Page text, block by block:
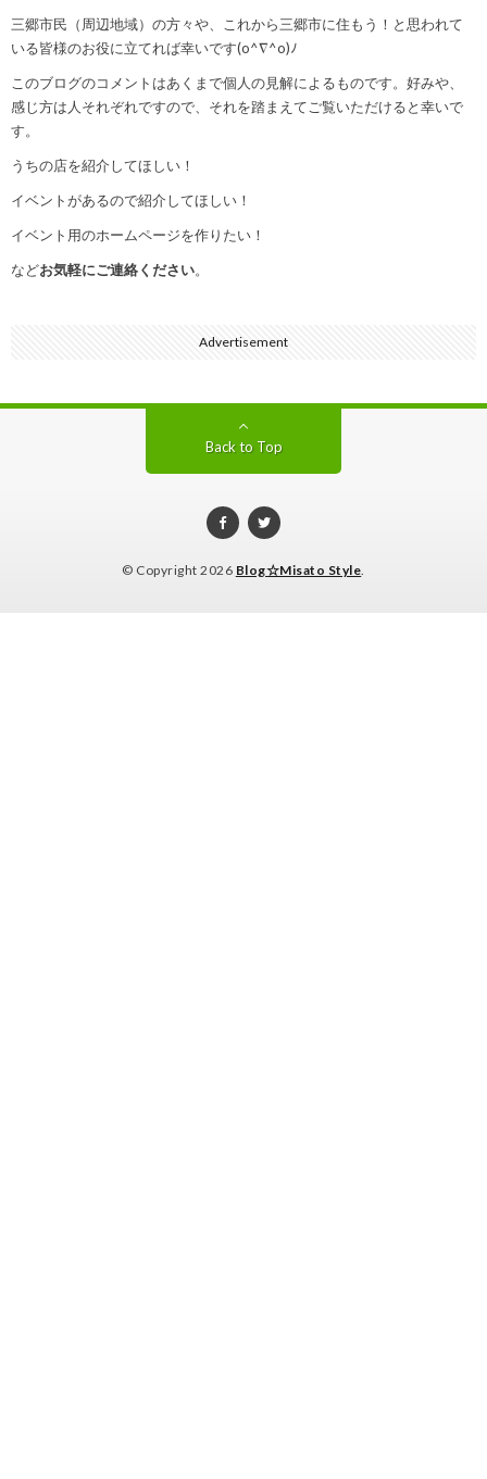
三郷市民（周辺地域）の方々や、これから三郷市に住もう！と思われて
いる皆様のお役に立てれば幸いです(o^∇^o)ﾉ
このブログのコメントはあくまで個人の見解によるものです。好みや、
感じ方は人それぞれですので、それを踏まえてご覧いただけると幸いで
す。
うちの店を紹介してほしい！
イベントがあるので紹介してほしい！
イベント用のホームページを作りたい！
などお気軽にご連絡ください。
Advertisement
Back to Top
© Copyright 2026 Blog☆Misato Style.